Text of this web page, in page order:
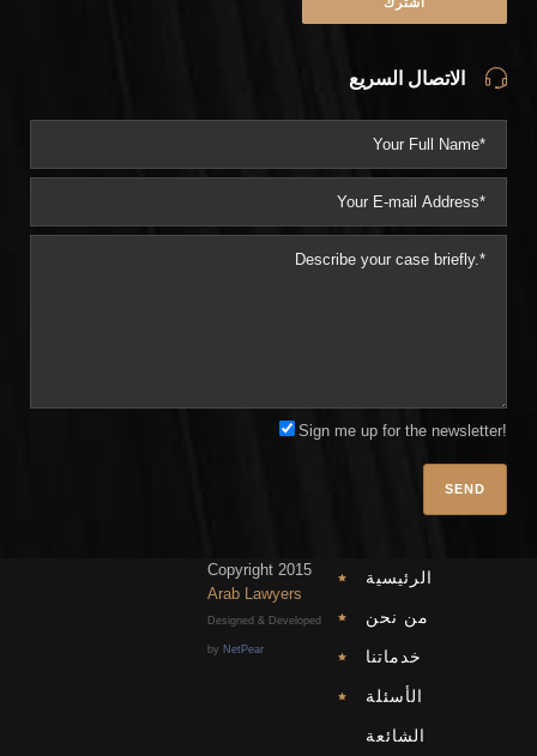
الاتصال السريع
Sign me up for the newsletter!
الرئيسية
من نحن
خدماتنا
الأسئلة
الشائعة
Copyright 2015
Arab Lawyers
Designed & Developed
by NetPear